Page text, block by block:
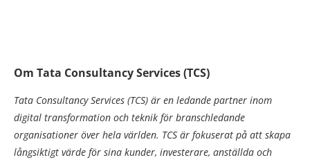
Om Tata Consultancy Services (TCS)
Tata Consultancy Services (TCS) är en ledande partner inom
digital transformation och teknik för branschledande
organisationer över hela världen. TCS är fokuserat på att skapa
långsiktigt värde för sina kunder, investerare, anställda och